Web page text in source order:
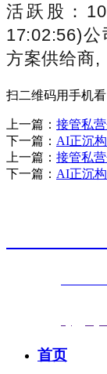
活跃股：
17:02:56)
方案供给商,
扫二维码用手机看
上一篇： 接管私
下一篇： AI正沉
上一篇： 接管私
下一篇： AI正沉
首页